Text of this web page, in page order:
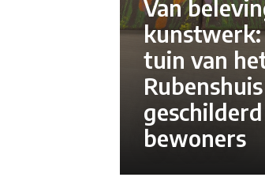
Van
kunstwerk:
tuin van
Rubenshuis
bewoners